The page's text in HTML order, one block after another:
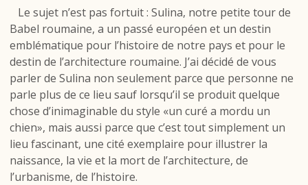
Le sujet n’est pas fortuit : Sulina, notre petite tour de
Babel roumaine, a un passé européen et un destin
emblématique pour l’histoire de notre pays et pour le
destin de l’architecture roumaine. J’ai décidé de vous
parler de Sulina non seulement parce que personne ne
parle plus de ce lieu sauf lorsqu’il se produit quelque
chose d’inimaginable du style «un curé a mordu un
chien», mais aussi parce que c’est tout simplement un
lieu fascinant, une cité exemplaire pour illustrer la
naissance, la vie et la mort de l’architecture, de
l’urbanisme, de l’histoire.